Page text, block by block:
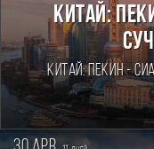
Китай:
Китай: Пекин -